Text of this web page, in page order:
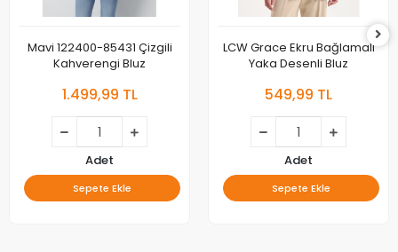
Mavi 122400-85431 Çizgili
Kahverengi Bluz
1.499,99 TL
Adet
Sepete Ekle
LCW Grace Ekru Bağlamalı
Yaka Desenli Bluz
549,99 TL
Adet
Sepete Ekle